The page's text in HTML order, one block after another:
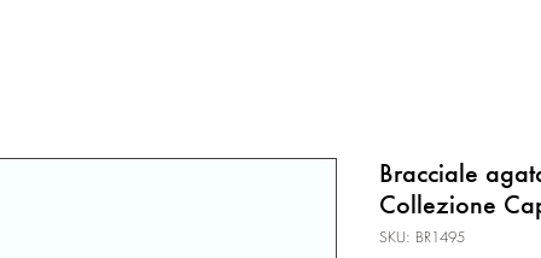
Bracciale
Collezione
SKU: BR1495